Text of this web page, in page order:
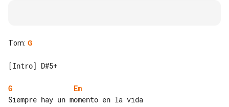
Tom: G
[Intro] D#5+
G
Em